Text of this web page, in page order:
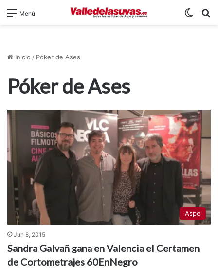
Menú
Inicio / Póker de Ases
Póker de Ases
Aspe
Jun 8, 2015
Sandra Galvañ gana en Valencia el Certamen
de Cortometrajes 60EnNegro